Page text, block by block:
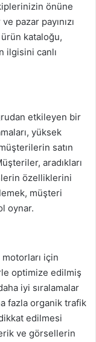
önüne
pazar payınızı
kataloğu,
ilgisini canlı
etkileyen bir
yüksek
satın
aradıkları
özelliklerini
müşteri
oynar.
için
optimize edilmiş
iyi sıralamalar
fazla organik trafik
edilmesi
ve görsellerin